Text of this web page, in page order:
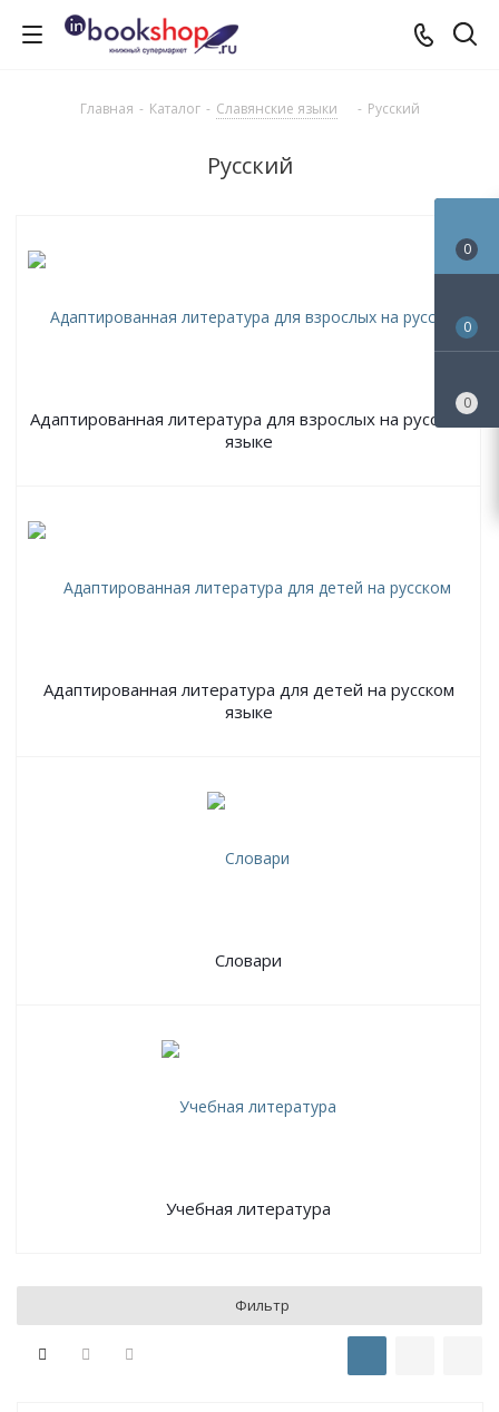
Главная - Каталог - Славянские языки - Русский
Русский
Адаптированная литература для взрослых на русском
языке
Адаптированная литература для детей на русском
языке
Словари
Учебная литература
Фильтр
0
0
0